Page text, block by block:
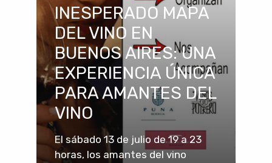
INESPERADO MAPA
DEL VINO EN
BUENOS AIRES: UNA
EXPERIENCIA ÚNICA
PARA AMANTES DEL
VINO
El sábado 13 de julio de 19 a 23
horas, los amantes del vino